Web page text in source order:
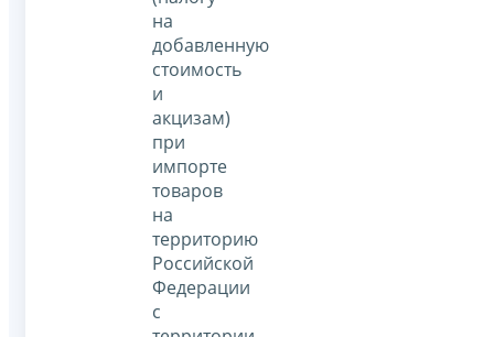
на
добавленную
стоимость
и
акцизам)
при
импорте
товаров
на
территорию
Российской
Федерации
с